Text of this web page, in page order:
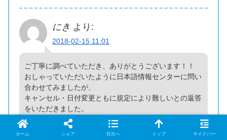
にき より:
2018-02-15 11:01
ご丁寧に調べていただき、ありがとうございます！！
おしゃっていただいたように日本語情報センターに問い
合わせてみましたが、
キャンセル・日付変更ともに規定により難しいとの返答
をいただきました。
残念ですが、アルハンブラ宮殿に行きたいがためにグラ
ナダへ行こうと思っていたので、
ホーム シェア 目次へ トップ サイドバー